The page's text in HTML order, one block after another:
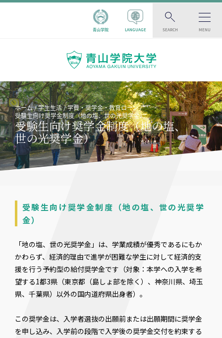
青山学院 LANGUAGE SEARCH MENU
ホーム 学生生活
学費・奨学金・教育ローン
受験生向け奨学金制度（地の塩、世の光奨学金）
受験生向け奨学金制度（地の塩、
世の光奨学金）
受験生向け奨学金制度（地の塩、世の光奨学
金）
「地の塩、世の光奨学金」は、学業成績が優秀であるにもか
かわらず、経済的理由で進学が困難な学生に対して経済的支
援を行う予約型の給付奨学金です（対象：本学への入学を希
望する1都3県（東京都（島しょ部を除く）、神奈川県、埼玉
県、千葉県）以外の国内道府県出身者）。
この奨学金は、入学者選抜の出願前または出願期間に奨学金
を申し込み、入学前の段階で入学後の奨学金交付を約束する